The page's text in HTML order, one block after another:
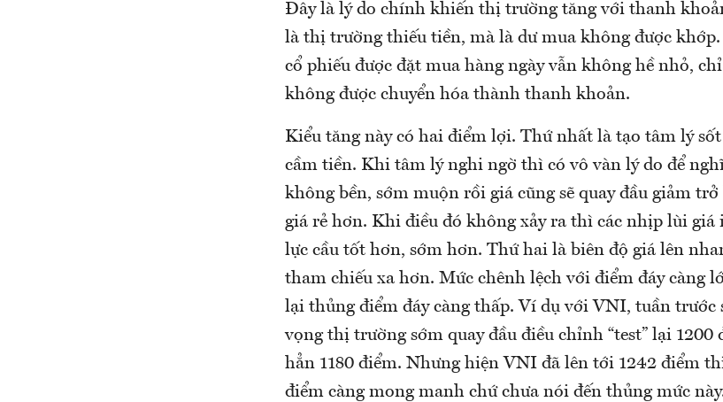
Đây là lý do chính khiến thị trường tăng với thanh
là thị trường thiếu tiền, mà là dư mua không được
cổ phiếu được đặt mua hàng ngày vẫn không hề nhỏ,
không được chuyển hóa thành thanh khoản.
Kiểu tăng này có hai điểm lợi. Thứ nhất là tạo tâm lý
cầm tiền. Khi tâm lý nghi ngờ thì có vô vàn lý do để
không bền, sớm muộn rồi giá cũng sẽ quay đầu giảm
giá rẻ hơn. Khi điều đó không xảy ra thì các nhịp lùi giá
lực cầu tốt hơn, sớm hơn. Thứ hai là biên độ giá lên
tham chiếu xa hơn. Mức chênh lệch với điểm đáy càng
lại thủng điểm đáy càng thấp. Ví dụ với VNI, tuần trước
vọng thị trường sớm quay đầu điều chỉnh “test” lại
hẳn 1180 điểm. Nhưng hiện VNI đã lên tới 1242 điểm
điểm càng mong manh chứ chưa nói đến thủng mức